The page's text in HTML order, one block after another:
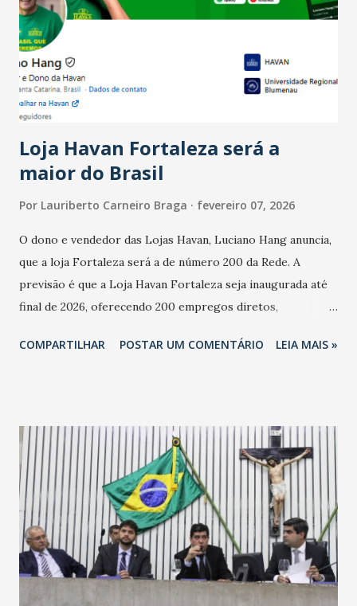
bares e restaurantes operaram com lucro e outros 40%
registraram equilíbrio financeiro. Já o percentual de
estabelecimentos no prejuízo ficou em 19%, pouco abaixo
do observado no mês anterior. Outros 1% não existiam em
novembro. Em relação a outubro, o faturamento também
cresceu. De acordo com a pesquisa, 44% dos n...
Loja Havan Fortaleza será a
maior do Brasil
Por Lauriberto Carneiro Braga fevereiro 07, 2026
O dono e vendedor das Lojas Havan, Luciano Hang anuncia,
que a loja Fortaleza será a de número 200 da Rede. A
previsão é que a Loja Havan Fortaleza seja inaugurada até
final de 2026, oferecendo 200 empregos diretos,
Havan Fortaleza ainda não foi anunciada oficialmente, mas
COMPARTILHAR POSTAR UM COMENTÁRIO LEIA MAIS »